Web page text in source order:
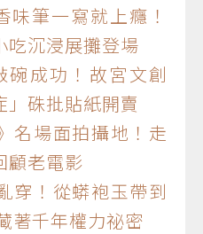
筆一寫就上癮！
吃沉浸展攤登場
成功！故宮文創
」硃批貼紙開賣
名場面拍攝地！走
顧老電影
！從蟒袍玉帶到
著千年權力祕密